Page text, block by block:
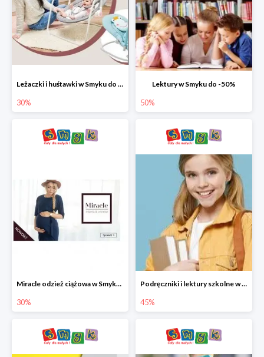
Leżaczki i huśtawki w Smyku do -30%
30%
Lektury w Smyku do -50%
50%
Miracle odzież ciążowa w Smyku co -30%
30%
Podręczniki i lektury szkolne w Smyku do -45%
45%